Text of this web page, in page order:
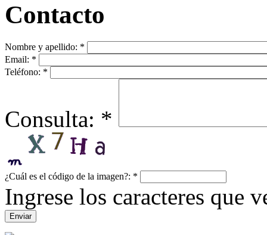
Contacto
Nombre y apellido: *
Email: *
Teléfono: *
Consulta: *
¿Cuál es el código de la imagen?: *
Ingrese los caracteres que